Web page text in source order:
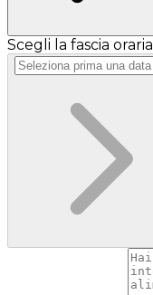
Scegli la fascia oraria